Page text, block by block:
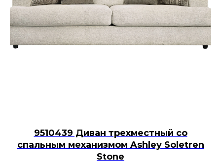
9510439 Диван трехместный со
спальным механизмом Ashley Soletren
Stone